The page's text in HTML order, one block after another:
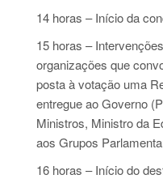
14 horas – Início da
15 horas –
organizações que
posta à votação uma
entregue ao Governo
Ministros, Ministro da
aos Grupos
16 horas – Início do